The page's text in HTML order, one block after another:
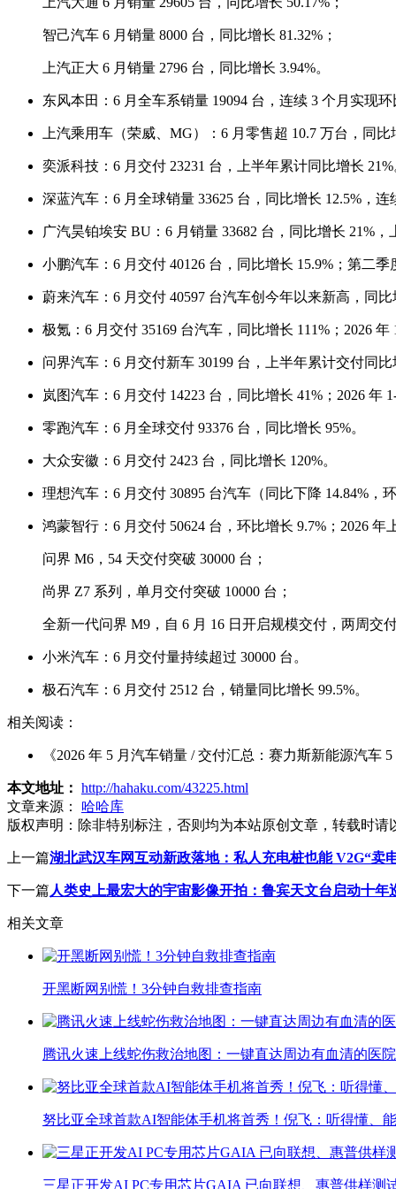
智己汽车 6 月销量 8000 台，同比增长 81.32%；
上汽正大 6 月销量 2796 台，同比增长 3.94%。
东风本田：6 月全车系销量 19094 台，连续 3 个月实现
上汽乘用车（荣威、MG）：6 月零售超 10.7 万台，同
奕派科技：6 月交付 23231 台，上半年累计同比增长
深蓝汽车：6 月全球销量 33625 台，同比增长 12.5%，连
广汽昊铂埃安 BU：6 月销量 33682 台，同比增长 21%，
小鹏汽车：6 月交付 40126 台，同比增长 15.9%；第二
蔚来汽车：6 月交付 40597 台汽车创今年以来新高，同比
极氪：6 月交付 35169 台汽车，同比增长 111%；2026
问界汽车：6 月交付新车 30199 台，上半年累计交付同比
岚图汽车：6 月交付 14223 台，同比增长 41%；2026 年
零跑汽车：6 月全球交付 93376 台，同比增长 95%。
大众安徽：6 月交付 2423 台，同比增长 120%。
理想汽车：6 月交付 30895 台汽车（同比下降 14.84%，
鸿蒙智行：6 月交付 50624 台，环比增长 9.7%；2026
问界 M6，54 天交付突破 30000 台；
尚界 Z7 系列，单月交付突破 10000 台；
全新一代问界 M9，自 6 月 16 日开启规模交付，两周交
小米汽车：6 月交付量持续超过 30000 台。
极石汽车：6 月交付 2512 台，销量同比增长 99.5%。
相关阅读：
《2026 年 5 月汽车销量 / 交付汇总：赛力斯新能源汽车
本文地址： http://hahaku.com/43225.html
文章来源：
哈哈库
版权声明： 除非特别标注，否则均为本站原创文章，转载时请
上一篇湖北武汉车网互动新政落地：私人充电桩也能 V2G“卖
下一篇 人类史上最宏大的宇宙影像开拍：鲁宾天文台启动十年
相关文章
开黑断网别慌！3分钟自救排查指南
腾讯火速上线蛇伤救治地图：一键直达周边有血清的医院
努比亚全球首款AI智能体手机将首秀！倪飞：听得懂、
三星正开发AI PC专用芯片GAIA 已向联想、惠普供样测